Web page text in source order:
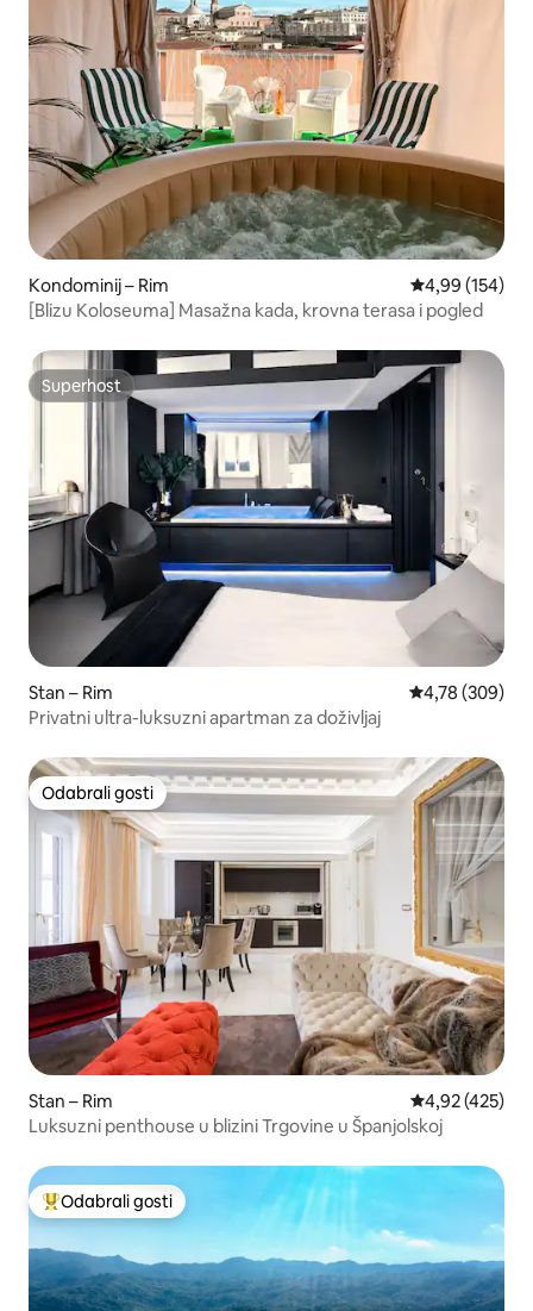
Kondominij – Rim Prosječna
4,99 (154)
[Blizu Koloseuma] Masažna kada, krovna terasa i pogled
Superhost
Superhost
Stan – Rim Prosječna
4,78 (309)
Privatni ultra-luksuzni apartman za doživljaj
Odabrali gosti
Odabrali gosti
Stan – Rim Prosječna
4,92 (425)
Luksuzni penthouse u blizini Trgovine u Španjolskoj
Među najviše rangiranima s oznakom „Odabrali gosti”
Odabrali gosti